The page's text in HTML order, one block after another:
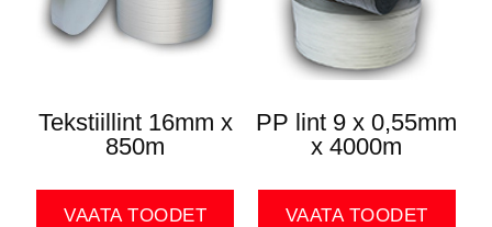
Tekstiillint 16mm x
850m
VAATA TOODET
PP lint 9 x 0,55mm
x 4000m
VAATA TOODET